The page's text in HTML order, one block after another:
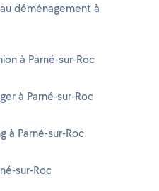
déménagement à
à Parné-sur-Roc
à Parné-sur-Roc
à Parné-sur-Roc
sur-Roc